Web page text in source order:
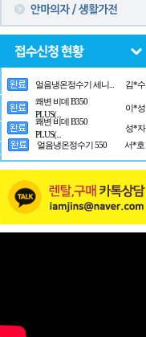
쾌변 비데 B350
이*성
쾌변 비데 B350
PLUS(...
성*자
얼음냉온정수기 550
서*호
얼음냉온정수기 세니... 김*수